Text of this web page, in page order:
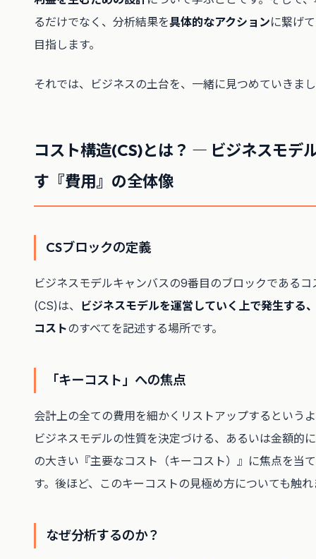
るだけでなく、分析結果を具体的なアクションに繋げ
目指します。
それでは、ビジネスの土台を、一緒に見つめていきま
コスト構造(CS)とは？ ― ビジネスモデ
す『費用』の全体像
CSブロックの定義
ビジネスモデルキャンバスの9番目のブロックであるコ
(CS)は、 ビジネスモデルを運営していく上で発生する
コストのすべてを記述する場所です。
「キーコスト」への焦点
会計上の全ての費用を細かくリストアップするという
ビジネスモデルの性質を決定づける、あるいは金額的
の大きい『主要なコスト（キーコスト）』に焦点を当
す。後ほど、このキーコストの見極め方についても触れ
なぜ分析するのか？